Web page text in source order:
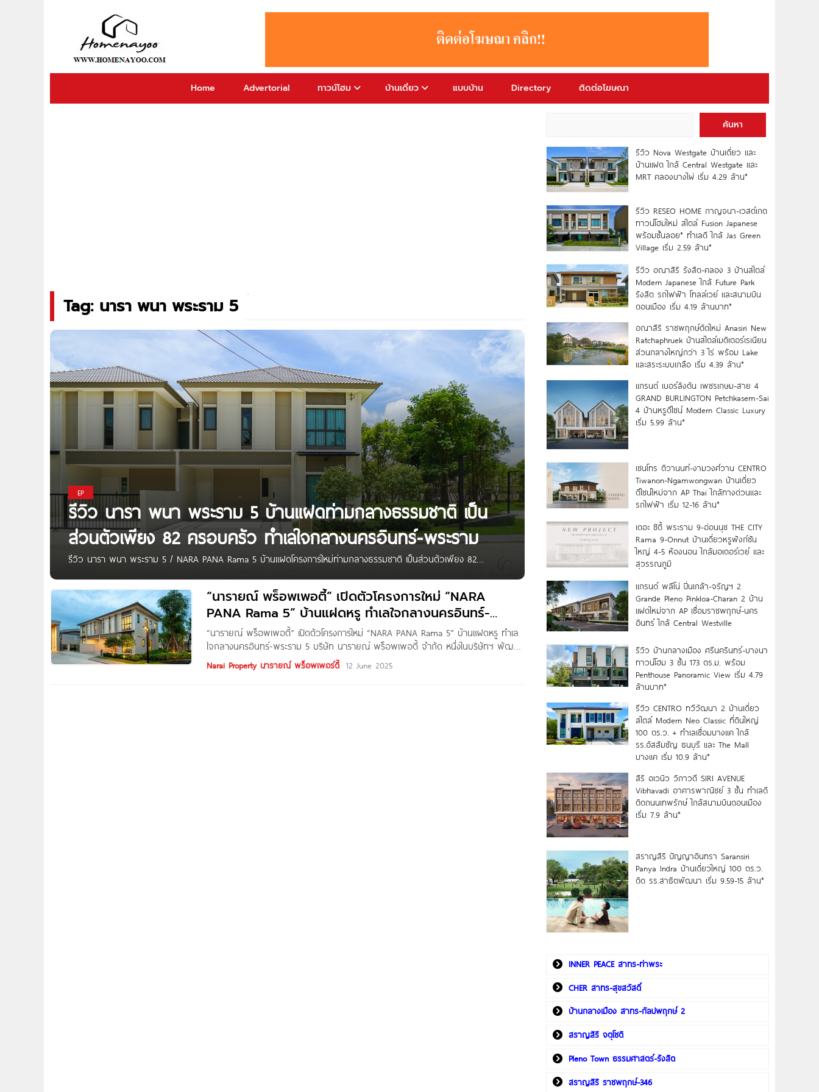
Home Advertorial ทาวน์โฮม บ้านเดี่ยว แบบบ้าน Directory ติดต่อโฆษณา
Tag: นารา พนา พระราม 5
EP
รีวิว นารา พนา พระราม 5 บ้านแฝดท่ามกลางธรรมชาติ เป็น
ส่วนตัวเพียง 82 ครอบครัว ทำเลใจกลางนครอินทร์-พระราม
รีวิว นารา พนา พระราม 5 / NARA PANA Rama 5 บ้านแฝดโครงการใหม่ท่ามกลางธรรมชาติ เป็นส่วนตัวเพียง 82
เริ่ม 6.49 ล้าน* Written by : Pure Thitapa สวัสดีค่ะ“นารายณ์ พร็อพเพอตี้” เปิดตัวโครงการใหม่ “NARA
PANA Rama 5” บ้านแฝดหรู ทำเลใจกลางนครอินทร์-
พระราม 5
“นารายณ์ พร็อพเพอตี้” เปิดตัวโครงการใหม่ “NARA PANA Rama 5” บ้านแฝดหรู ทำเล
ใจกลางนครอินทร์-พระราม 5 บริษัท นารายณ์ พร็อพเพอตี้ จำกัด หนึ่งในบริษัทฯ พัฒนา
อสังหาริมทรัพย์ ที่ได้รับความเชื่อถือมาอย่างยาวนานทั้งในกลุ่มโครงการแนวราบและ
คอนโดมิเนียม นำโดยนายเจนต์ชัย ลิ้มวัฒนะกูร กรรมการผู้จัดการ เปิดตัวโครงการใหม่
Narai Property นารายณ์ พร็อพเพอร์ตี้ 12 June 2025
ค้นหา
รีวิว Nova Westgate บ้านเดี่ยว และ
บ้านแฝด ใกล้ Central Westgate และ
MRT คลองบางไผ่ เริ่ม 4.29 ล้าน*
รีวิว RESEO HOME กาญจนา-เวสต์เกต
ทาวน์โฮมใหม่ สไตล์ Fusion Japanese
พร้อมชั้นลอย* ทำเลดี ใกล้ Jas Green
Village เริ่ม 2.59 ล้าน*
รีวิว อณาสิริ รังสิต-คลอง 3 บ้านสไตล์
Modern Japanese ใกล้ Future Park
รังสิต รถไฟฟ้า โทลล์เวย์ และสนามบิน
ดอนเมือง เริ่ม 4.19 ล้านบาท*
อณาสิริ ราชพฤกษ์ตัดใหม่ Anasiri New
Ratchaphruek บ้านสไตล์เมดิเตอร์เรเนียน
ส่วนกลางใหญ่กว่า 3 ไร่ พร้อม Lake
และสระระบบเกลือ เริ่ม 4.39 ล้าน*
แกรนด์ เบอร์ลิงตัน เพชรเกษม-สาย 4
GRAND BURLINGTON Petchkasem-Sai
4 บ้านหรูดีไซน์ Modern Classic Luxury
เริ่ม 5.99 ล้าน*
เซนโทร ติวานนท์-งามวงศ์วาน CENTRO
Tiwanon-Ngamwongwan บ้านเดี่ยว
ดีไซน์ใหม่จาก AP Thai ใกล้ทางด่วนและ
รถไฟฟ้า เริ่ม 12-16 ล้าน*
เดอะ ซิตี้ พระราม 9-อ่อนนุช THE CITY
Rama 9-Onnut บ้านเดี่ยวหรูฟังก์ชัน
ใหญ่ 4-5 ห้องนอน ใกล้มอเตอร์เวย์ และ
สุวรรณภูมิ
แกรนด์ พลีโน่ ปิ่นเกล้า-จรัญฯ 2
Grande Pleno Pinkloa-Charan 2 บ้าน
แฝดใหม่จาก AP เชื่อมราชพฤกษ์-นคร
อินทร์ ใกล้ Central Westville
รีวิว บ้านกลางเมือง ศรีนครินทร์-บางนา
ทาวน์โฮม 3 ชั้น 173 ตร.ม. พร้อม
Penthouse Panoramic View เริ่ม 4.79
ล้านบาท*
รีวิว CENTRO ทวีวัฒนา 2 บ้านเดี่ยว
สไตล์ Modern Neo Classic ที่ดินใหญ่
100 ตร.ว. + ทำเลเชื่อมบางแค ใกล้
รร.อัสสัมชัญ ธนบุรี และ The Mall
บางแค เริ่ม 10.9 ล้าน*
สิริ อเวนิว วิภาวดี SIRI AVENUE
Vibhavadi อาคารพาณิชย์ 3 ชั้น ทำเลดี
ติดถนนเทพรักษ์ ใกล้สนามบินดอนเมือง
เริ่ม 7.9 ล้าน*
สราญสิริ ปัญญาอินทรา Saransiri
Panya Indra บ้านเดี่ยวใหญ่ 100 ตร.ว.
ดิด รร.สาธิตพัฒนา เริ่ม 9.59-15 ล้าน*
INNER PEACE สาทร-ท่าพระ
CHER สาทร-สุขสวัสดิ์
บ้านกลางเมือง สาทร-กัลปพฤกษ์ 2
สราญสิริ จตุโชติ
Pleno Town ธรรมศาสตร์-รังสิต
สราญสิริ ราชพฤกษ์-346